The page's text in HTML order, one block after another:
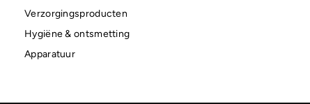
Verzorgingsproducten
Hygiëne & ontsmetting
Apparatuur